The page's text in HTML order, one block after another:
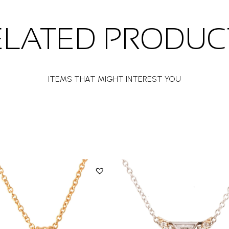
ITEMS THAT MIGHT INTEREST YOU